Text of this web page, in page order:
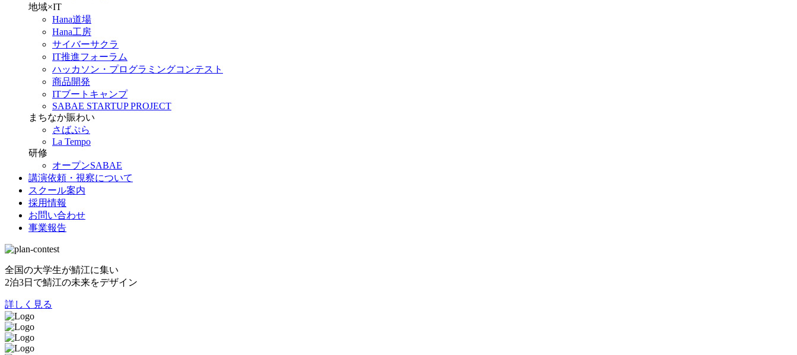
地域×IT
Hana道場
Hana工房
サイバーサクラ
IT推進フォーラム
ハッカソン・プログラミングコンテスト
商品開発
ITブートキャンプ
SABAE STARTUP PROJECT
まちなか賑わい
さばぷら
La Tempo
研修
オープンSABAE
講演依頼・視察について
スクール案内
採用情報
お問い合わせ
事業報告
全国の大学生が鯖江に集い
2泊3日で鯖江の未来をデザイン
詳しく見る